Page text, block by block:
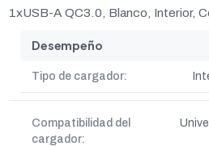
1xUSB-A QC3.0, Blanco, Interior,
Desempeño
Tipo de cargador:
Compatibilidad del
cargador: